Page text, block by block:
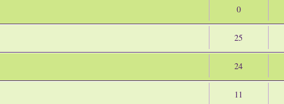
0
25
24
11